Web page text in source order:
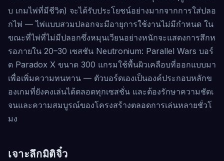
บ เกมไพ่ที่มีชีวิต) จะได้รับประโยชน์อย่างมากจากการใส่ปลอ
กไพ่ — ไพ่แบบสวมปลอกจะมีอายุการใช้งานไม่มีกำหนด ใน
ขณะที่ไพ่ที่ไม่มีปลอกซึ่งหมุนเวียนอย่างหนักจะแสดงการสึกห
รอภายใน 20–30 เซสชัน Neutronium: Parallel Wars บอร์
ด Paradox X ขนาด 300 แกรมใช้พื้นผิวเคลือบที่ออกแบบมา
เพื่อเพิ่มความทนทาน — ตัวบอร์ดเองเป็นองค์ประกอบหลักข
องเกมที่ยังคงเล่นได้ตลอดทุกเซสชั่น และต้องรักษาความชัดเ
จนและความสมบูรณ์ของโครงสร้างตลอดการเล่นหลายชั่วโ
มง
เจาะลึกมิติจิ๋ว